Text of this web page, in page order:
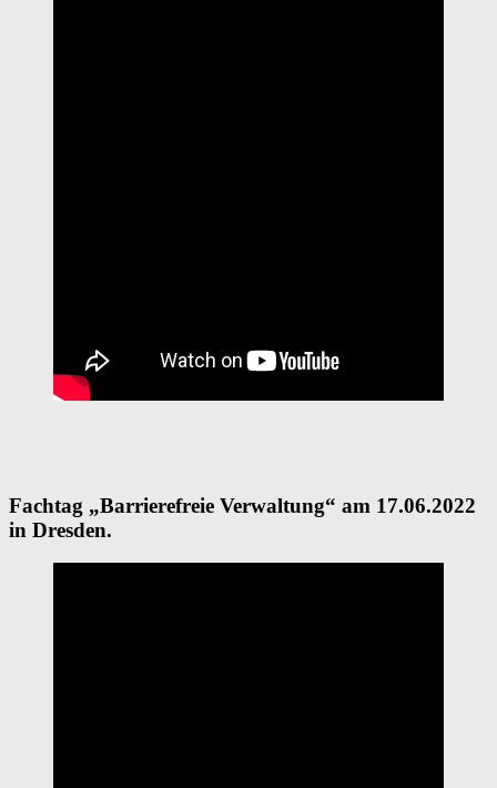
Fachtag „Barrierefreie Verwaltung“ am 17.06.2022
in Dresden.